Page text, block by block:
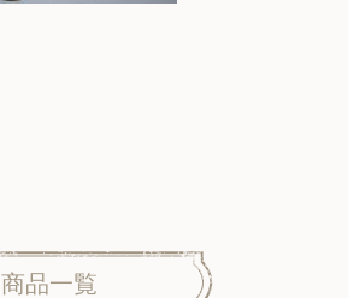
商品一覧